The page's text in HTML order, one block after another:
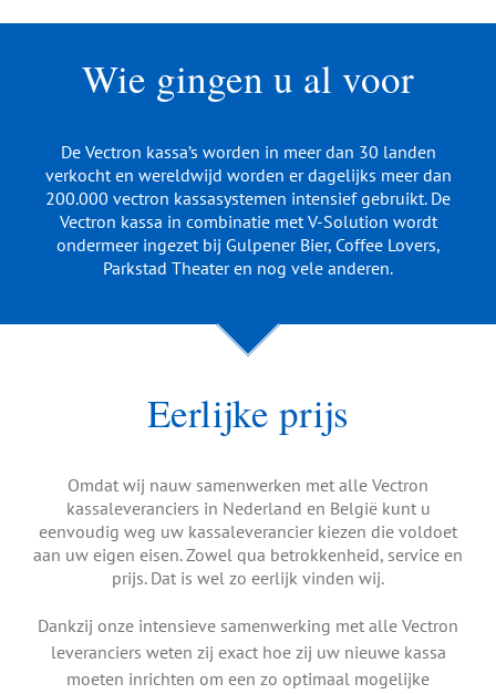
Wie gingen u al voor
De Vectron kassa’s worden in meer dan 30 landen
verkocht en wereldwijd worden er dagelijks meer dan
200.000 vectron kassasystemen intensief gebruikt. De
Vectron kassa in combinatie met V-Solution wordt
ondermeer ingezet bij Gulpener Bier, Coffee Lovers,
Parkstad Theater en nog vele anderen.
Eerlijke prijs
Omdat wij nauw samenwerken met alle Vectron
kassaleveranciers in Nederland en België kunt u
eenvoudig weg uw kassaleverancier kiezen die voldoet
aan uw eigen eisen. Zowel qua betrokkenheid, service en
prijs. Dat is wel zo eerlijk vinden wij.
Dankzij onze intensieve samenwerking met alle Vectron
leveranciers weten zij exact hoe zij uw nieuwe kassa
moeten inrichten om een zo optimaal mogelijke